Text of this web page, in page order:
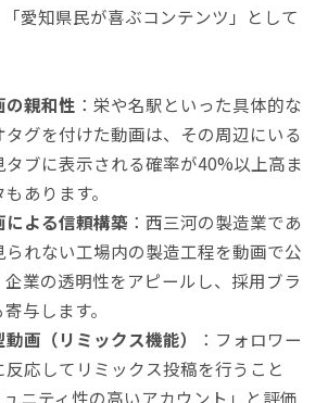
愛知県民が喜ぶコンテンツ」として
の親和性 ：栄や名駅といった具体的な
タグを付けた動画は、その周辺にいる
タブに表示される確率が40%以上高ま
あります。
による信頼構築 ：西三河の製造業であ
られない工場内の製造工程を動画で公
業の透明性をアピールし、採用ブラ
与します。
画（リミックス機能）
：フォロワー
応してリミックス投稿を行うこと
ニティ性の高いアカウント」と評価